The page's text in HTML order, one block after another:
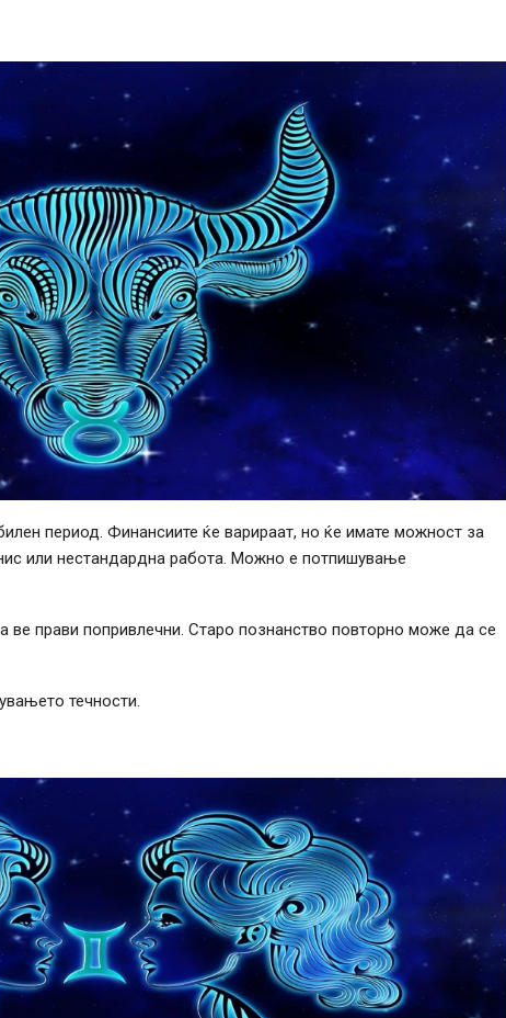
период. Финансиите ќе варираат, но ќе имате можност за
или нестандардна работа. Можно е потпишување
ве прави попривлечни. Старо познанство повторно може да се
течности.